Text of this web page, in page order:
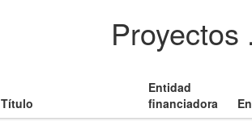
Título
Entidad
financiadora